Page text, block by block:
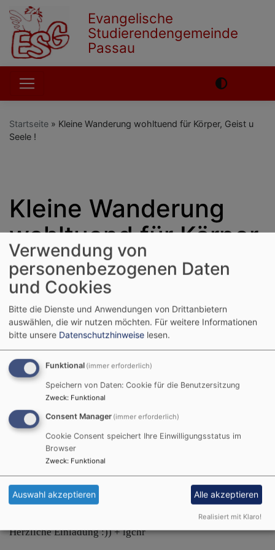
Direkt
zum
Inhalt
Evangelische
Studierendengemeinde
Passau
Hauptnavigation
Startseite
Kleine Wanderung wohltuend für Körper, Geist u
Seele !
Kleine Wanderung
wohltuend für Körper,
Geist u Seele !
Wunderschöne Natur direkt
vor der Haustür, wir treffen
unsjeden 2.Samstag um
8.30h an der Bushaltestelle
Kohlbruck/ Erlebnisbad,
z.B. gut zu erreichen mit
8.15 h. Die Tour dauert ca.
1 Stunde und endet am
ungefähr 13.oo h noch nach
normalem Wochenfahrplan getaktet sind. Wir freuen uns,
wenn du dabei sein kannst am >>
Samstag 13.Juni!!
Herzliche Einladung :)) + lgchr
Verwendung von
personenbezogenen Daten
und Cookies
Bitte die Dienste und Anwendungen von Drittanbietern
auswählen, die wir nutzen möchten. Für weitere Informationen
bitte unsere Datenschutzhinweise lesen.
Funktional (immer erforderlich)
Speichern von Daten: Cookie für die Benutzersitzung
Zweck: Funktional
Consent Manager (immer erforderlich)
Cookie Consent speichert Ihre Einwilligungsstatus im
Browser
Zweck: Funktional
Auswahl akzeptieren Alle akzeptieren
Realisiert mit Klaro!